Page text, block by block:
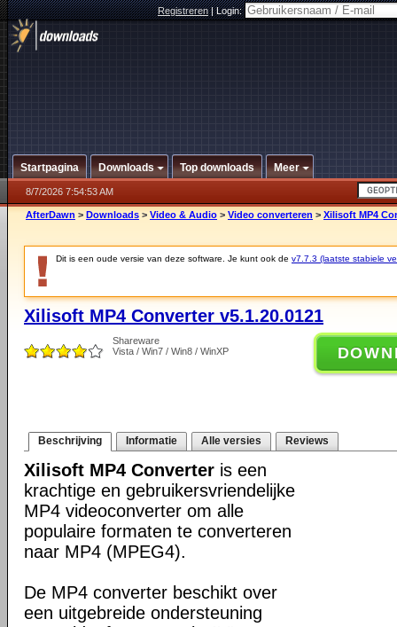
Registreren|Login:
Startpagina Downloads Top downloads Meer
8/7/2026 7:54:53 AM
AfterDawn > Downloads > Video & Audio > Video converteren > Xilisoft MP4
Dit is een oude versie van deze software. Je kunt ook de v7.7.3 (laatste stabiele
Xilisoft MP4 Converter v5.1.20.0121
Shareware
Vista / Win7 / Win8 / WinXP
Beschrijving Informatie Alle versies Reviews
Xilisoft MP4 Converter is een
krachtige en gebruikersvriendelijke
MP4 videoconverter om alle
populaire formaten te converteren
naar MP4 (MPEG4).
De MP4 converter beschikt over
een uitgebreide ondersteuning